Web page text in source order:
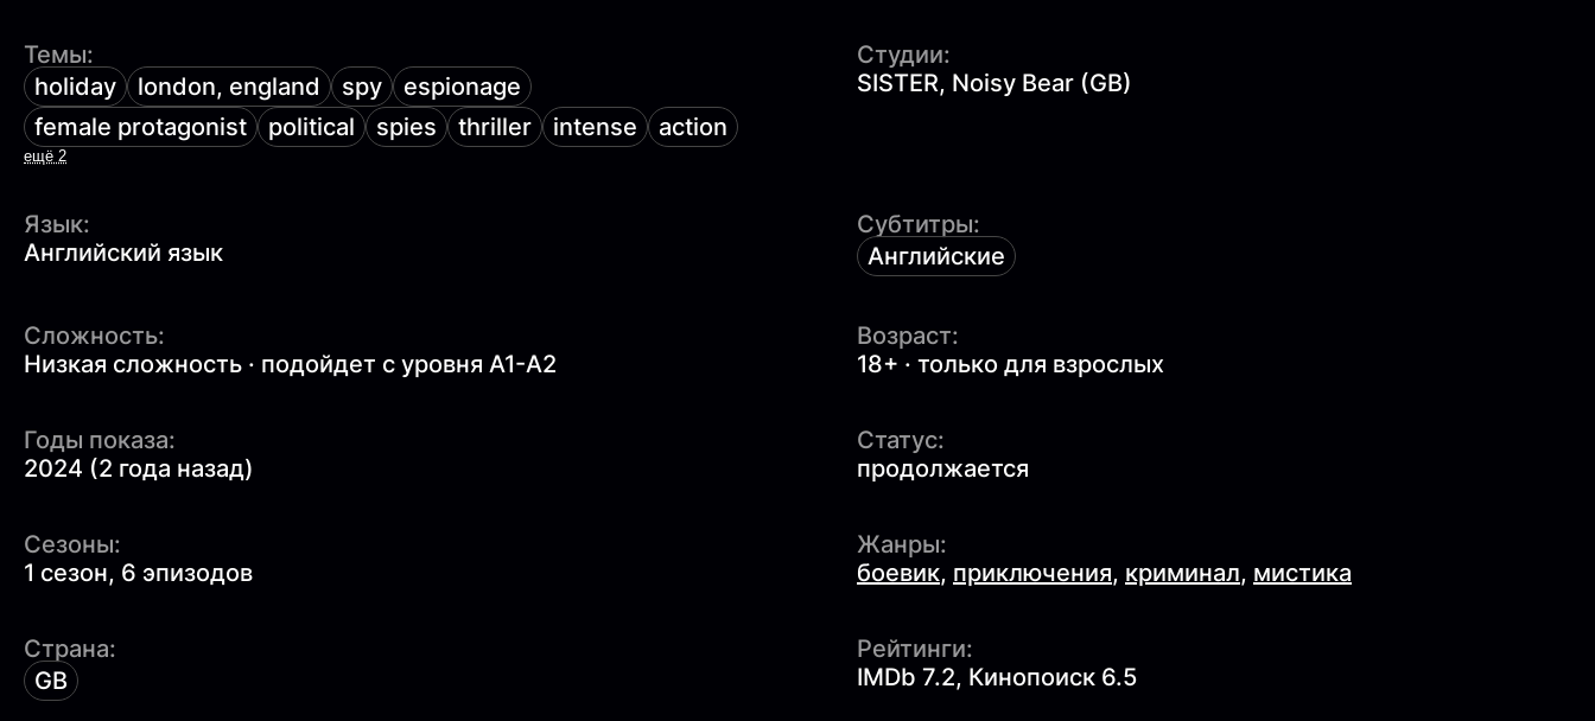
Темы:
holiday
london, england spy
espionage
female protagonist
political spies thriller intense action
ещё 2
Студии:
SISTER, Noisy Bear (GB)
Язык:
Английский язык
Субтитры:
Английские
Сложность:
Низкая сложность · подойдет с уровня A1-A2
Возраст:
18+ · только для взрослых
Годы показа:
2024 (2 года назад)
Статус:
продолжается
Сезоны:
1 сезон, 6 эпизодов
Жанры:
боевик, приключения, криминал, мистика
Страна:
GB
Рейтинги:
IMDb 7.2, Кинопоиск 6.5